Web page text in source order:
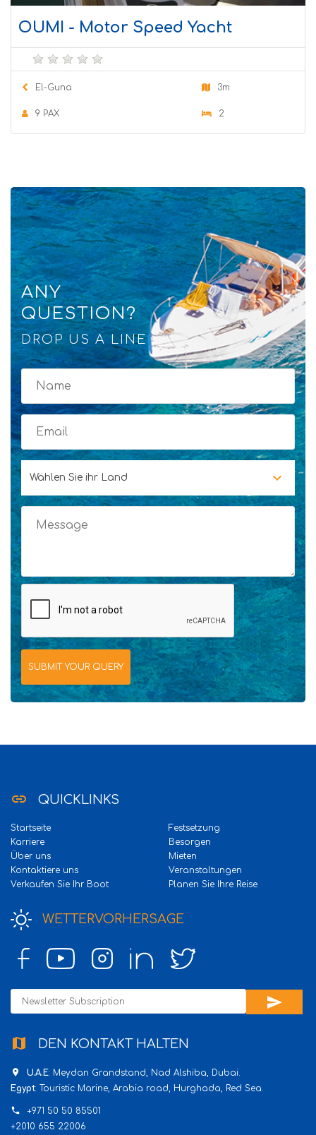
OUMI - Motor Speed Yacht
El-Guna 3m
9 PAX 2
ANY
QUESTION?
DROP US A LINE
Wählen Sie ihr Land
link QUICKLINKS
Startseite
Karriere
Über uns
Kontaktiere uns
Verkaufen Sie Ihr Boot
Festsetzung
Besorgen
Mieten
Veranstaltungen
Planen Sie Ihre Reise
WETTERVORHERSAGE
send
map DEN KONTAKT HALTEN
place U.A.E: Meydan Grandstand, Nad Alshiba, Dubai.
Egypt: Touristic Marine, Arabia road, Hurghada, Red Sea.
phone
+971 50 50 85501
+2010 655 22006